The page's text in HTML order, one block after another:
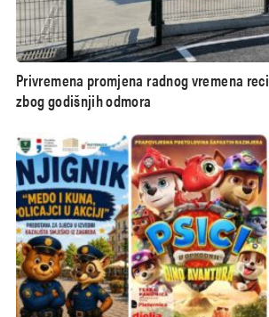
Privremena promjena radnog vremena
zbog godišnjih odmora